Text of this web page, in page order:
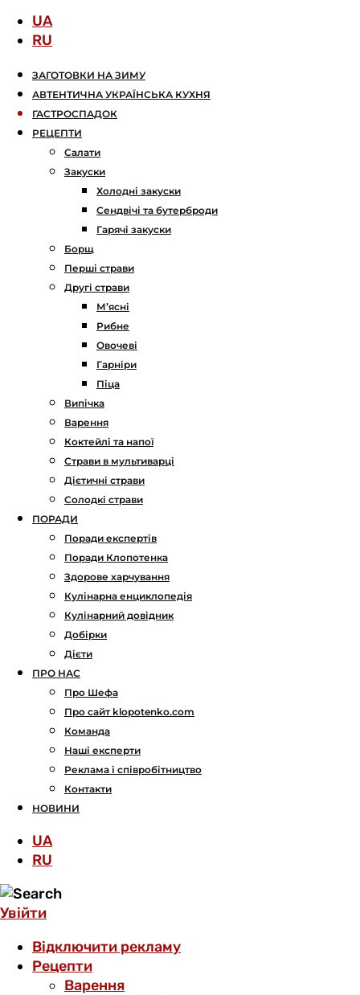
UA
RU
ЗАГОТОВКИ НА ЗИМУ
АВТЕНТИЧНА УКРАЇНСЬКА КУХНЯ
ГАСТРОСПАДОК
РЕЦЕПТИ
Салати
Закуски
Холодні закуски
Сендвічі та бутерброди
Гарячі закуски
Борщ
Перші страви
Другі страви
М’ясні
Рибне
Овочеві
Гарніри
Піца
Випічка
Варення
Коктейлі та напої
Страви в мультиварці
Дієтичні страви
Солодкі страви
ПОРАДИ
Поради експертів
Поради Клопотенка
Здорове харчування
Кулінарна енциклопедія
Кулінарний довідник
Добірки
Дієти
ПРО НАС
Про Шефа
Про сайт klopotenko.com
Команда
Наші експерти
Реклама і співробітництво
Контакти
НОВИНИ
UA
RU
Увійти
Відключити рекламу
Рецепти
Варення